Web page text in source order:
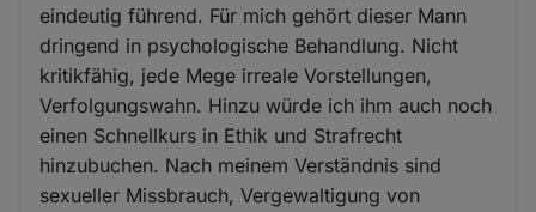
eindeutig führend. Für mich gehört dieser Mann
dringend in psychologische Behandlung. Nicht
kritikfähig, jede Mege irreale Vorstellungen,
Verfolgungswahn. Hinzu würde ich ihm auch noch
einen Schnellkurs in Ethik und Strafrecht
hinzubuchen. Nach meinem Verständnis sind
sexueller Missbrauch, Vergewaltigung von